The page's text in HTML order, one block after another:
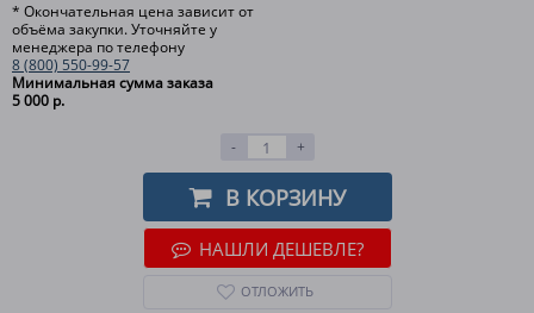
* Окончательная цена зависит от
объёма закупки. Уточняйте у
менеджера по телефону
8 (800) 550-99-57
Минимальная сумма заказа
5 000 р.
- +
В КОРЗИНУ
НАШЛИ ДЕШЕВЛЕ?
ОТЛОЖИТЬ